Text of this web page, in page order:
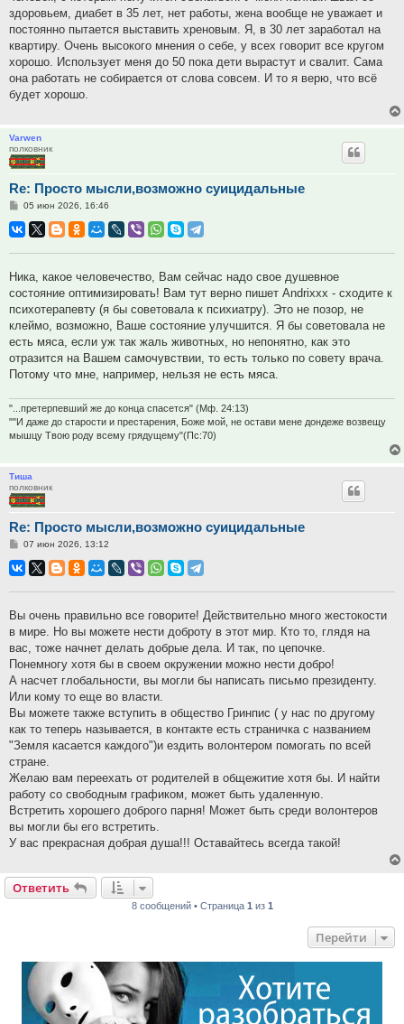
здоровьем, диабет в 35 лет, нет работы, жена вообще не уважает и
постоянно пытается выставить хреновым. Я, в 30 лет заработал на
квартиру. Очень высокого мнения о себе, у всех говорит все кругом
хорошо. Использует меня до 50 пока дети вырастут и свалит. Сама
она работать не собирается от слова совсем. И то я верю, что всё
будет хорошо.
Varwen
полковник
Re: Просто мысли,возможно суицидальные
Сообщение
05 июн 2026, 16:46
Ника, какое человечество, Вам сейчас надо свое душевное
состояние оптимизировать! Вам тут верно пишет Andrixxx - сходите к
психотерапевту (я бы советовала к психиатру). Это не позор, не
клеймо, возможно, Ваше состояние улучшится. Я бы советовала не
есть мяса, если уж так жаль животных, но непонятно, как это
отразится на Вашем самочувствии, то есть только по совету врача.
Потому что мне, например, нельзя не есть мяса.
"...претерпевший же до конца спасется" (Мф. 24:13)
""И даже до старости и престарения, Боже мой, не остави мене дондеже возвещу
мышцу Твою роду всему грядущему"(Пс:70)
Тиша
полковник
Re: Просто мысли,возможно суицидальные
Сообщение
07 июн 2026, 13:12
Вы очень правильно все говорите! Действительно много жестокости
в мире. Но вы можете нести доброту в этот мир. Кто то, глядя на
вас, тоже начнет делать добрые дела. И так, по цепочке.
Понемногу хотя бы в своем окружении можно нести добро!
А насчет глобальности, вы могли бы написать письмо президенту.
Или кому то еще во власти.
Вы можете также вступить в общество Гринпис ( у нас по другому
как то теперь называется, в контакте есть страничка с названием
"Земля касается каждого")и ездить волонтером помогать по всей
стране.
Желаю вам переехать от родителей в общежитие хотя бы. И найти
работу со свободным графиком, может быть удаленную.
Встретить хорошего доброго парня! Может быть среди волонтеров
вы могли бы его встретить.
У вас прекрасная добрая душа!!! Оставайтесь всегда такой!
Ответить
8 сообщений • Страница 1 из 1
Перейти